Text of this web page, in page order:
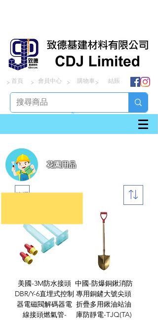
> > > >
首頁 會員中心 購物車 結賬
篩選
美國-3M防水接頭
DBR/Y-6直埋式控制
器電磁閥解碼器電
線接頭燃氣管-
中國-防爆銅鍬消防
專用銅鏟大號尖頭
折疊多用鍬油站油
庫防靜電-TJQ(TA)
花園用品